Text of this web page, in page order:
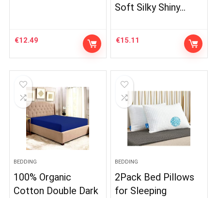
€12.49
Soft Silky Shiny…
€15.11
BEDDING
100% Organic
Cotton Double Dark
BEDDING
2Pack Bed Pillows
for Sleeping